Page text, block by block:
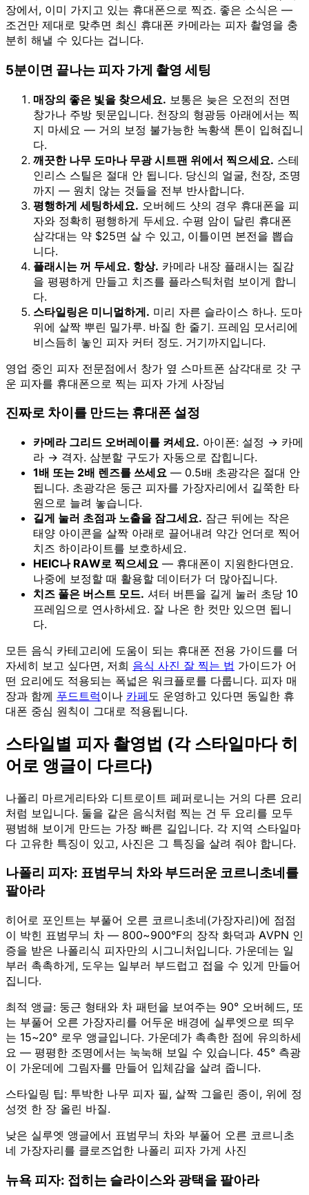
장에서, 이미 가지고 있는 휴대폰으로 찍죠. 좋은 소식은 —
조건만 제대로 맞추면 최신 휴대폰 카메라는 피자 촬영을 충
분히 해낼 수 있다는 겁니다.
5분이면 끝나는 피자 가게 촬영 세팅
매장의 좋은 빛을 찾으세요. 보통은 늦은 오전의 전면
창가나 주방 뒷문입니다. 천장의 형광등 아래에서는 찍
지 마세요 — 거의 보정 불가능한 녹황색 톤이 입혀집니
다.
깨끗한 나무 도마나 무광 시트팬 위에서 찍으세요. 스테
인리스 스틸은 절대 안 됩니다. 당신의 얼굴, 천장, 조명
까지 — 원치 않는 것들을 전부 반사합니다.
평행하게 세팅하세요. 오버헤드 샷의 경우 휴대폰을 피
자와 정확히 평행하게 두세요. 수평 암이 달린 휴대폰
삼각대는 약 $25면 살 수 있고, 이틀이면 본전을 뽑습
니다.
플래시는 꺼 두세요. 항상. 카메라 내장 플래시는 질감
을 평평하게 만들고 치즈를 플라스틱처럼 보이게 합니
다.
스타일링은 미니멀하게. 미리 자른 슬라이스 하나. 도마
위에 살짝 뿌린 밀가루. 바질 한 줄기. 프레임 모서리에
비스듬히 놓인 피자 커터 정도. 거기까지입니다.
영업 중인 피자 전문점에서 창가 옆 스마트폰 삼각대로 갓 구
운 피자를 휴대폰으로 찍는 피자 가게 사장님
진짜로 차이를 만드는 휴대폰 설정
카메라 그리드 오버레이를 켜세요. 아이폰: 설정 → 카메
라 → 격자. 삼분할 구도가 자동으로 잡힙니다.
1배 또는 2배 렌즈를 쓰세요 — 0.5배 초광각은 절대 안
됩니다. 초광각은 둥근 피자를 가장자리에서 길쭉한 타
원으로 늘려 놓습니다.
길게 눌러 초점과 노출을 잠그세요. 잠근 뒤에는 작은
태양 아이콘을 살짝 아래로 끌어내려 약간 언더로 찍어
치즈 하이라이트를 보호하세요.
HEIC나 RAW로 찍으세요 — 휴대폰이 지원한다면요.
나중에 보정할 때 활용할 데이터가 더 많아집니다.
치즈 풀은 버스트 모드. 셔터 버튼을 길게 눌러 초당 10
프레임으로 연사하세요. 잘 나온 한 컷만 있으면 됩니
다.
모든 음식 카테고리에 도움이 되는 휴대폰 전용 가이드를 더
자세히 보고 싶다면, 저희 음식 사진 잘 찍는 법 가이드가 어
떤 요리에도 적용되는 폭넓은 워크플로를 다룹니다. 피자 매
장과 함께 푸드트럭이나 카페 도 운영하고 있다면 동일한 휴
대폰 중심 원칙이 그대로 적용됩니다.
스타일별 피자 촬영법 (각 스타일마다 히
어로 앵글이 다르다)
나폴리 마르게리타와 디트로이트 페퍼로니는 거의 다른 요리
처럼 보입니다. 둘을 같은 음식처럼 찍는 건 두 요리를 모두
평범해 보이게 만드는 가장 빠른 길입니다. 각 지역 스타일마
다 고유한 특징이 있고, 사진은 그 특징을 살려 줘야 합니다.
나폴리 피자: 표범무늬 차와 부드러운 코르니초네를
팔아라
히어로 포인트는 부풀어 오른 코르니초네(가장자리)에 점점
이 박힌 표범무늬 차 — 800~900°F의 장작 화덕과 AVPN 인
증을 받은 나폴리식 피자만의 시그니처입니다. 가운데는 일
부러 촉촉하게, 도우는 일부러 부드럽고 접을 수 있게 만들어
집니다.
최적 앵글: 둥근 형태와 차 패턴을 보여주는 90° 오버헤드, 또
는 부풀어 오른 가장자리를 어두운 배경에 실루엣으로 띄우
는 15~20° 로우 앵글입니다. 가운데가 촉촉한 점에 유의하세
요 — 평평한 조명에서는 눅눅해 보일 수 있습니다. 45° 측광
이 가운데에 그림자를 만들어 입체감을 살려 줍니다.
스타일링 팁: 투박한 나무 피자 필, 살짝 그을린 종이, 위에 정
성껏 한 장 올린 바질.
낮은 실루엣 앵글에서 표범무늬 차와 부풀어 오른 코르니초
네 가장자리를 클로즈업한 나폴리 피자 가게 사진
뉴욕 피자: 접히는 슬라이스와 광택을 팔아라